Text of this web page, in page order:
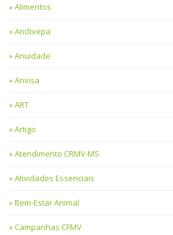
Alimentos
Anclivepa
Anuidade
Anvisa
ART
Artigo
Atendimento CRMV-MS
Atividades Essenciais
Bem-Estar Animal
Campanhas CFMV